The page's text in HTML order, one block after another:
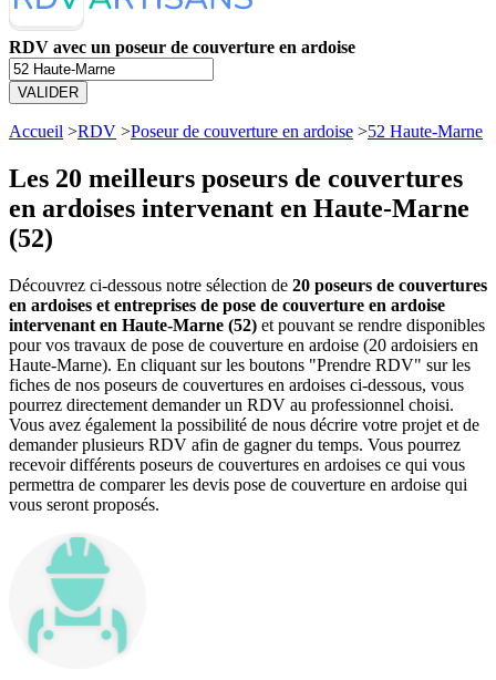
RDV avec un poseur de couverture en ardoise
VALIDER
Accueil >RDV >Poseur de couverture en ardoise >52 Haute-Marne
Les 20 meilleurs poseurs de couvertures
en ardoises intervenant en Haute-Marne
(52)
Découvrez ci-dessous notre sélection de 20 poseurs de couvertures
en ardoises et entreprises de pose de couverture en ardoise
intervenant en Haute-Marne (52) et pouvant se rendre disponibles
pour vos travaux de pose de couverture en ardoise (20 ardoisiers en
Haute-Marne). En cliquant sur les boutons "Prendre RDV" sur les
fiches de nos poseurs de couvertures en ardoises ci-dessous, vous
pourrez directement demander un RDV au professionnel choisi.
Vous avez également la possibilité de nous décrire votre projet et de
demander plusieurs RDV afin de gagner du temps. Vous pourrez
recevoir différents poseurs de couvertures en ardoises ce qui vous
permettra de comparer les devis pose de couverture en ardoise qui
vous seront proposés.